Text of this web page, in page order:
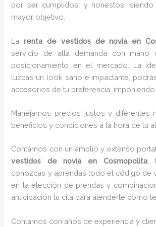
por ser cumplidos, y honestos, siendo
mayor objetivo.
Larenta de vestidos de novia en
servicio de alta demanda con mano
posicionamiento en el mercado. La
luzcas un look sano e impactante,
accesorios de tu preferencia, imponiendo
Manejamos precios justos y diferentes
beneficios y condiciones a la hora de tu
Contamos con un amplio y extenso
vestidos de novia en Cosmopolita,
conozcas y aprendas todo el código de
en la elección de prendas y
anticipación tu cita para atenderte como
Contamos con años de experiencia y